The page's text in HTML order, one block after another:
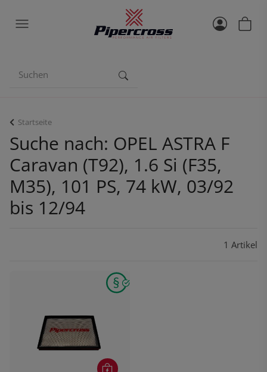
Startseite
Suche nach: OPEL ASTRA F
Caravan (T92), 1.6 Si (F35,
M35), 101 PS, 74 kW, 03/92
bis 12/94
1 Artikel